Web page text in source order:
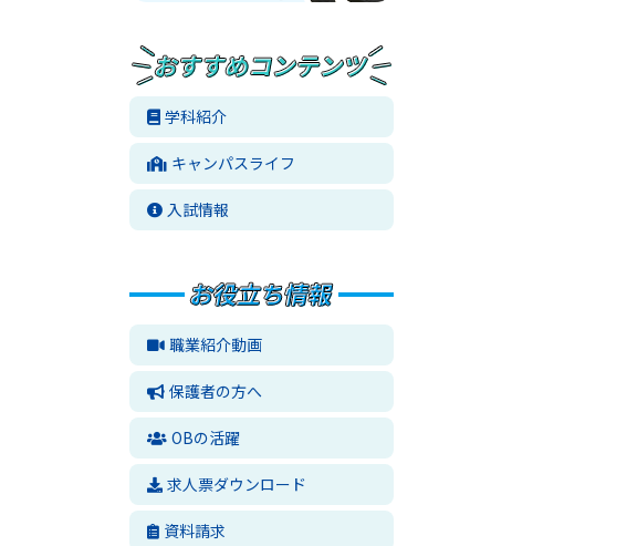
学科紹介
キャンパスライフ
入試情報
職業紹介動画
保護者の方へ
OBの活躍
求人票ダウンロード
資料請求